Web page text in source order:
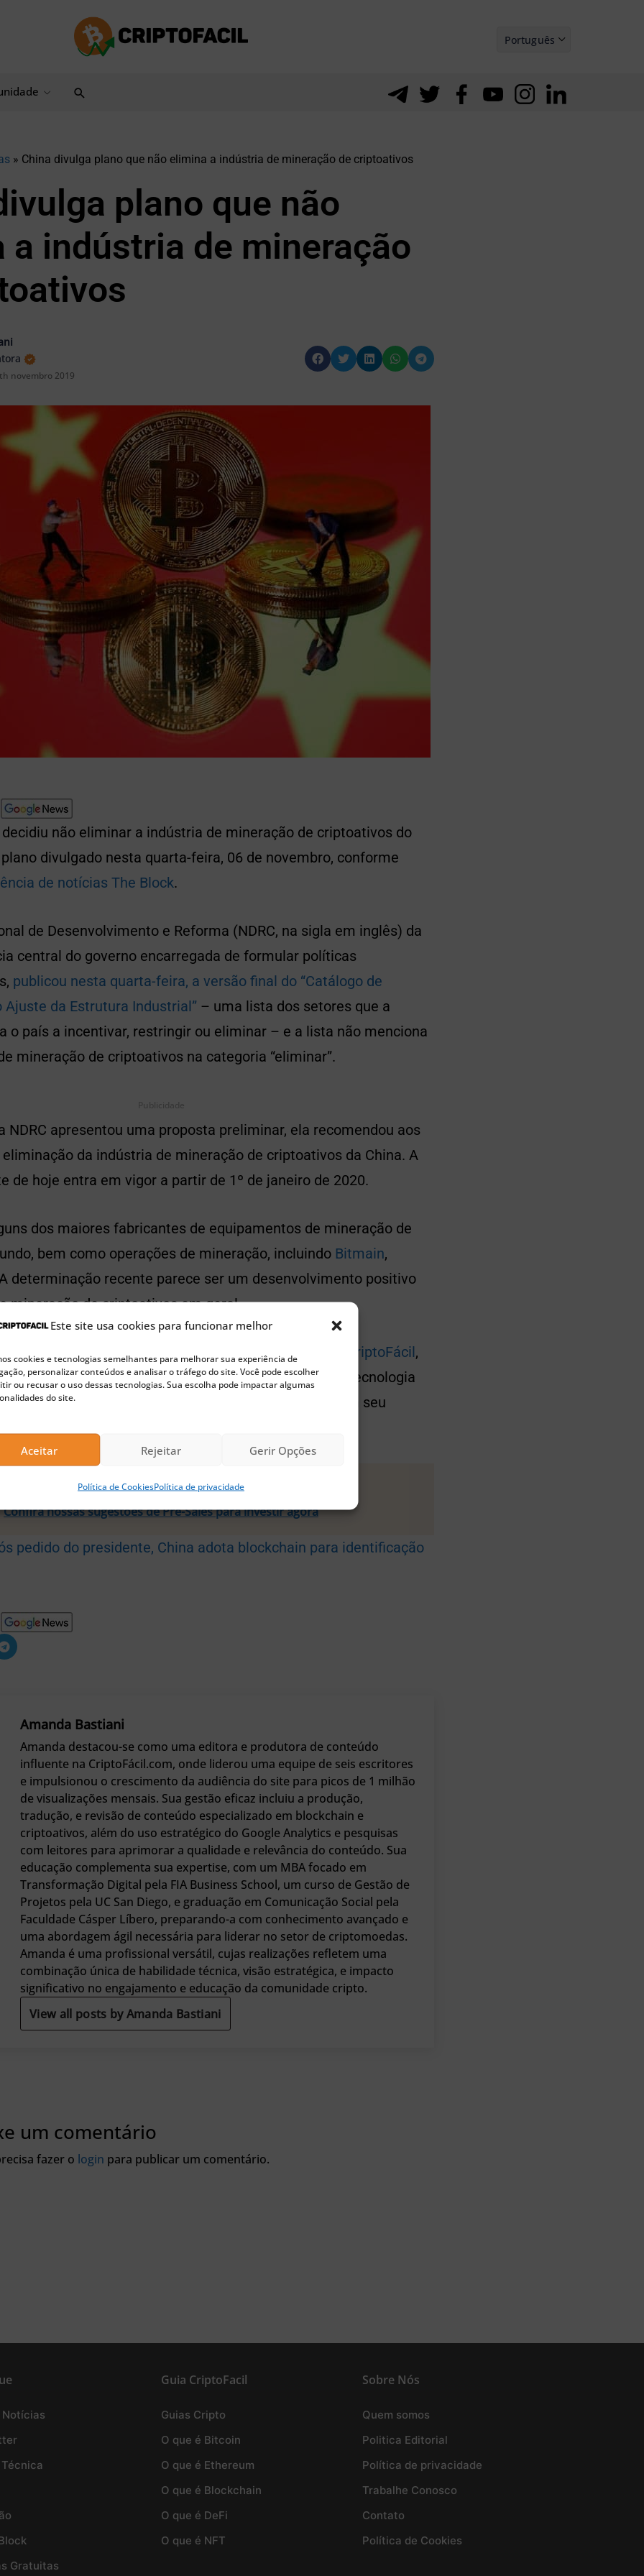
Este site usa cookies para funcionar melhor
cookies e tecnologias semelhantes para melhorar sua experiência de
personalizar conteúdos e analisar o tráfego do site. Você pode escolher
ou recusar o uso dessas tecnologias. Sua escolha pode impactar algumas
do site.
Aceitar Rejeitar Gerir Opções
Política de CookiesPolítica de privacidade
Português
Pesquisar
» China divulga plano que não elimina a indústria de mineração de criptoativos
plano que não
a indústria de mineração
novembro 2019
não eliminar a indústria de mineração de criptoativos do
divulgado nesta quarta-feira, 06 de novembro, conforme
de notícias The Block.
de Desenvolvimento e Reforma (NDRC, na sigla em inglês) da
central do governo encarregada de formular políticas
publicou nesta quarta-feira, a versão final do “Catálogo de
Ajuste da Estrutura Industrial” – uma lista dos setores que a
o país a incentivar, restringir ou eliminar – e a lista não menciona
mineração de criptoativos na categoria “eliminar”.
Publicidade
NDRC apresentou uma proposta preliminar, ela recomendou aos
da indústria de mineração de criptoativos da China. A
de hoje entra em vigor a partir de 1º de janeiro de 2020.
dos maiores fabricantes de equipamentos de mineração de
bem como operações de mineração, incluindo Bitmain,
determinação recente parece ser um desenvolvimento positivo
mineração de criptoativos em geral.
adotando a blockchain. Conforme reportado pelo CriptoFácil,
presidente do país Xi Jinping apoiou publicamente a tecnologia
que o país deveria assumir a posição de liderança em seu
🚀 Buscando a próxima moeda 100x?
Confira nossas sugestões de Pre-Sales para investir agora
pedido do presidente, China adota blockchain para identificação
Amanda Bastiani
Amanda destacou-se como uma editora e produtora de conteúdo
influente na CriptoFácil.com, onde liderou uma equipe de seis escritores
e impulsionou o crescimento da audiência do site para picos de 1 milhão
de visualizações mensais. Sua gestão eficaz incluiu a produção,
tradução, e revisão de conteúdo especializado em blockchain e
criptoativos, além do uso estratégico do Google Analytics e pesquisas
com leitores para aprimorar a qualidade e relevância do conteúdo. Sua
educação complementa sua expertise, com um MBA focado em
Transformação Digital pela FIA Business School, um curso de Gestão de
Projetos pela UC San Diego, e graduação em Comunicação Social pela
Faculdade Cásper Líbero, preparando-a com conhecimento avançado e
uma abordagem ágil necessária para liderar no setor de criptomoedas.
Amanda é uma profissional versátil, cujas realizações refletem uma
combinação única de habilidade técnica, visão estratégica, e impacto
significativo no engajamento e educação da comunidade cripto.
View all posts by Amanda Bastiani
um comentário
fazer o login para publicar um comentário.
Gratuitas
Guia CriptoFacil
Guias Cripto
O que é Bitcoin
O que é Ethereum
O que é Blockchain
O que é DeFi
O que é NFT
Sobre Nós
Quem somos
Politica Editorial
Política de privacidade
Trabalhe Conosco
Contato
Política de Cookies